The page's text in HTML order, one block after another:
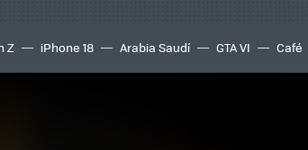
Z iPhone 18 Arabia Saudí GTA VI Café